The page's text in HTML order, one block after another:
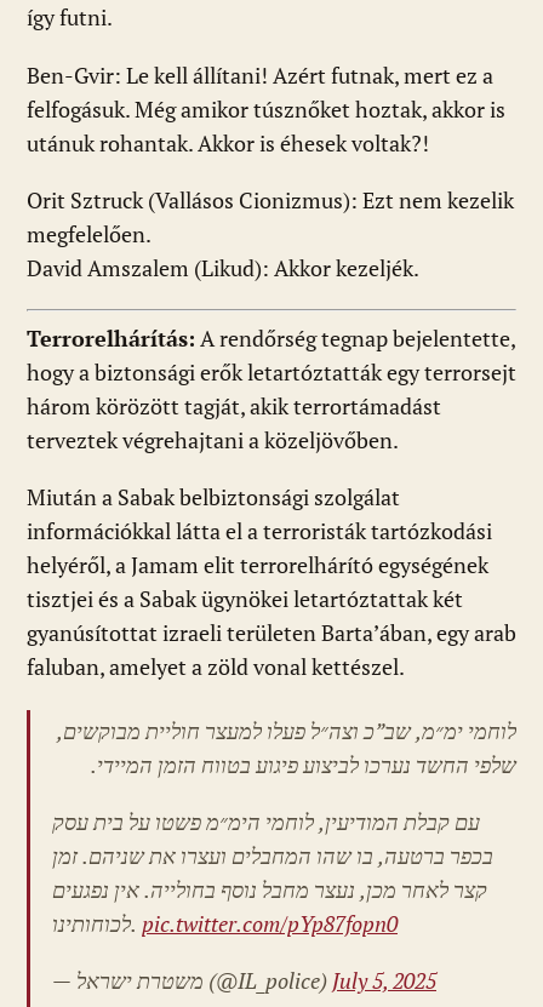
így futni.
Ben-Gvir: Le kell állítani! Azért futnak, mert ez a
felfogásuk. Még amikor túsznőket hoztak, akkor is
utánuk rohantak. Akkor is éhesek voltak?!
Orit Sztruck (Vallásos Cionizmus): Ezt nem kezelik
megfelelően.
David Amszalem (Likud): Akkor kezeljék.
Terrorelhárítás: A rendőrség tegnap bejelentette,
hogy a biztonsági erők letartóztatták egy terrorsejt
három körözött tagját, akik terrortámadást
terveztek végrehajtani a közeljövőben.
Miután a Sabak belbiztonsági szolgálat
információkkal látta el a terroristák tartózkodási
helyéről, a Jamam elit terrorelhárító egységének
tisztjei és a Sabak ügynökei letartóztattak két
gyanúsítottat izraeli területen Barta’ában, egy arab
faluban, amelyet a zöld vonal kettészel.
לוחמי ימ״מ, שב”כ וצה״ל פעלו למעצר חוליית מבוקשים,
שלפי החשד נערכו לביצוע פיגוע בטווח הזמן המיידי.
עם קבלת המודיעין, לוחמי הימ״מ פשטו על בית עסק
בכפר ברטעה, בו שהו המחבלים ועצרו את שניהם. זמן
קצר לאחר מכן, נעצר מחבל נוסף בחולייה. אין נפגעים
לכוחותינו. pic.twitter.com/pYp87fopn0
— משטרת ישראל (@IL_police) July 5, 2025